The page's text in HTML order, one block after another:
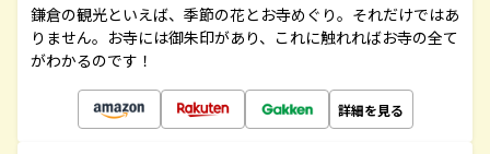
鎌倉の観光といえば、季節の花とお寺めぐり。それだけではあ
りません。お寺には御朱印があり、これに触れればお寺の全て
がわかるのです！
詳細を見る